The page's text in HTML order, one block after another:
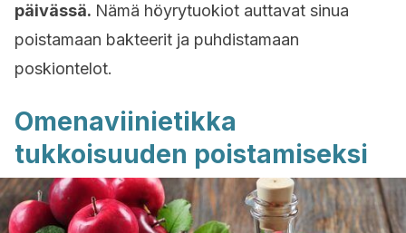
päivässä. Nämä höyrytuokiot auttavat sinua
poistamaan bakteerit ja puhdistamaan
poskiontelot.
Omenaviinietikka
tukkoisuuden poistamiseksi